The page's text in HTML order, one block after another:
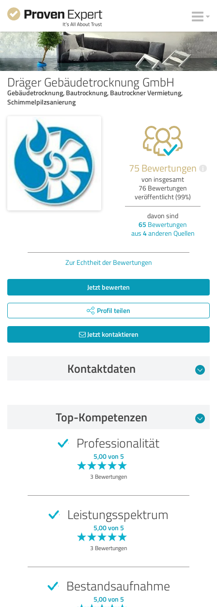
Dräger Gebäudetrocknung GmbH
Gebäudetrocknung, Bautrocknung, Bautrockner Vermietung,
Schimmelpilzsanierung
75 Bewertungen i
von insgesamt
76 Bewertungen
veröffentlicht (99%)
davon sind
65 Bewertungen
aus 4anderen Quellen
Zur Echtheit der Bewertungen
Jetzt bewerten
Profil teilen
Jetzt kontaktieren
Kontaktdaten
Empfehlung
Top-Kompetenzen
Professionalität
5,00 von 5
3 Bewertungen
Leistungsspektrum
5,00 von 5
3 Bewertungen
Bestandsaufnahme
5,00 von 5